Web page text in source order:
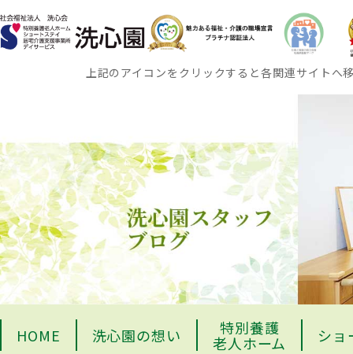
上記のアイコンをクリックすると各関連サイトへ
HOME 洗心園の想い 特別養護
老人ホーム ショ